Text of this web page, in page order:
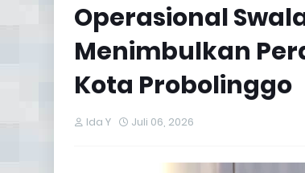
Operasional
Menimbulkan
Kota Probolinggo
Ida Y Juli 06, 2026